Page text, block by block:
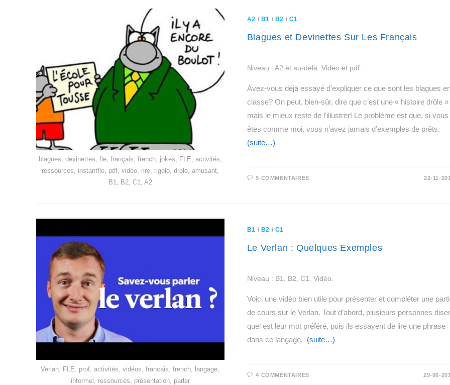
blagues, devinettes, fle, français, french, jokes, FLE, activités,
ressources, instantfle, pdf, vidéo, rire, rigolo, drole, amusant,
B1, B2, C1, A2
A2 / B1 / B2 / C1
Blagues et Devinettes Sur Les Français
Niveau : A2 et au-delà. Vidéo et pdf.
Avez-vous déjà essayé d’expliquer ce que sont les blagues
classe? On peut, bien-sûr, dire que c’est une « histoire drôle »
mais le mieux reste de l’illustrer! Le problème est que, si vous
êtes comme moi, vous n’avez jamais d’exemples de prêts.
(suite…)
5 COMMENTAIRES 22-11-
Verlan, FLE, prof, activités, vidéos, francais, french, langage,
informel, ressources, présentation, parler
B1 / B2 / C1
Le Verlan : Quelques Exemples
Niveau : B1, B2, C1. Vidéo.
Voici une vidéo bien utile pour présenter et compléter une
de cours sur le Verlan. Tout d’abord, plusieurs personnes
quel est leur mot préféré, puis ils essayent de lire une phrase
dans ce langage. (suite…)
4 COMMENTAIRES 29-06-